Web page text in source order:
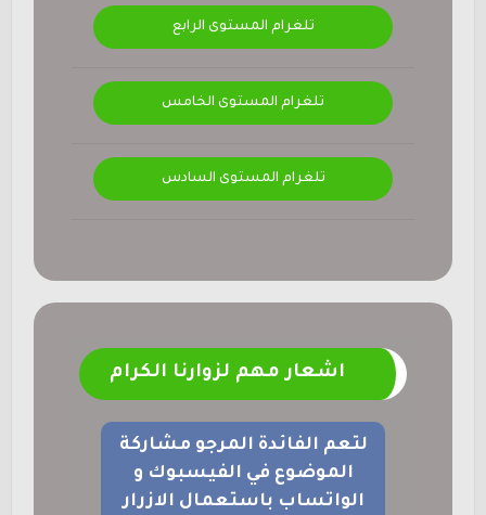
تلغرام المستوى الرابع
تلغرام المستوى الخامس
تلغرام المستوى السادس
اشعار مهم لزوارنا الكرام
لتعم الفائدة المرجو مشاركة
الموضوع في الفيسبوك و
الواتساب باستعمال الازرار